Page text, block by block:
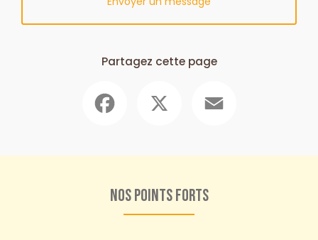
Partagez cette page
Nos points forts